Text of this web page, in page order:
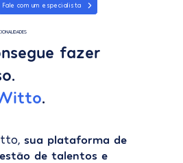
Fale com um especialista
fazer
.
sua plataforma de
de talentos e